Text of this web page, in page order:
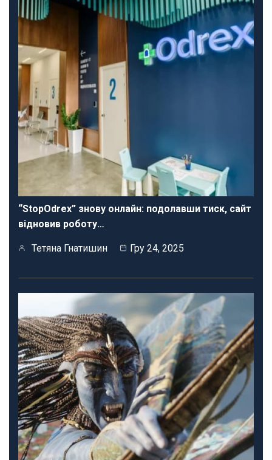
“StopOdrex” знову онлайн: подолавши тиск, сайт
відновив роботу…
Тетяна Гнатишин Гру 24, 2025